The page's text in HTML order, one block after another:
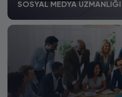
SOSYAL MEDYA UZMANLIĞI